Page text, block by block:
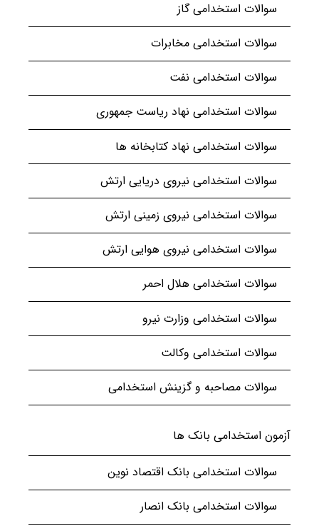
سوالات استخدامی گاز
سوالات استخدامی مخابرات
سوالات استخدامی نفت
سوالات استخدامی نهاد ریاست جمهوری
سوالات استخدامی نهاد کتابخانه ها
سوالات استخدامی نیروی دریایی ارتش
سوالات استخدامی نیروی زمینی ارتش
سوالات استخدامی نیروی هوایی ارتش
سوالات استخدامی هلال احمر
سوالات استخدامی وزارت نیرو
سوالات استخدامی وکالت
سوالات مصاحبه و گزینش استخدامی
آزمون استخدامی بانک ها
سوالات استخدامی بانک اقتصاد نوین
سوالات استخدامی بانک انصار